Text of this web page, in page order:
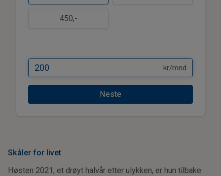
450,-
kr/mnd
Neste
Skåler for livet
Høsten 2021, et drøyt halvår etter ulykken, er hun tilbake